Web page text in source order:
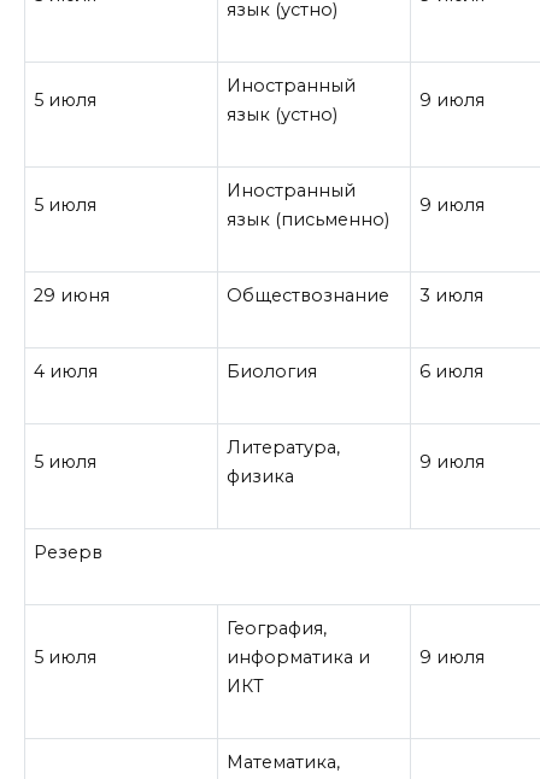
язык (устно)
5 июля
Иностранный
язык (устно)
9 июля
5 июля
Иностранный
язык (письменно)
9 июля
29 июня Обществознание 3 июля
4 июля Биология 6 июля
5 июля
Литература,
физика
9 июля
Резерв
5 июля
География,
информатика и
ИКТ
9 июля
Математика,